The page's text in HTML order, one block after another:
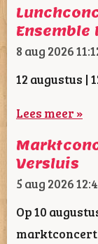
Ensemble
8 aug 2026
12 augustus |
Lees meer »
Versluis
5 aug 2026
Op 10
marktconcert